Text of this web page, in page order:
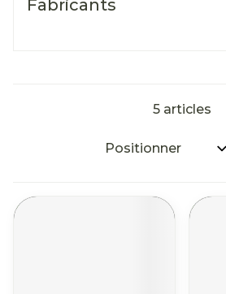
Fabricants
5 articles
Trier par: